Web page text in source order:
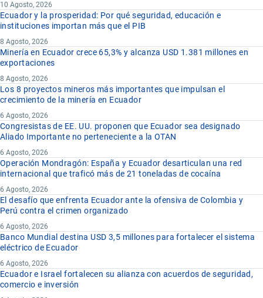
10 Agosto, 2026
Ecuador y la prosperidad: Por qué seguridad, educación e
instituciones importan más que el PIB
8 Agosto, 2026
Minería en Ecuador crece 65,3% y alcanza USD 1.381 millones en
exportaciones
8 Agosto, 2026
Los 8 proyectos mineros más importantes que impulsan el
crecimiento de la minería en Ecuador
6 Agosto, 2026
Congresistas de EE. UU. proponen que Ecuador sea designado
Aliado Importante no perteneciente a la OTAN
6 Agosto, 2026
Operación Mondragón: España y Ecuador desarticulan una red
internacional que traficó más de 21 toneladas de cocaína
6 Agosto, 2026
El desafío que enfrenta Ecuador ante la ofensiva de Colombia y
Perú contra el crimen organizado
6 Agosto, 2026
Banco Mundial destina USD 3,5 millones para fortalecer el sistema
eléctrico de Ecuador
6 Agosto, 2026
Ecuador e Israel fortalecen su alianza con acuerdos de seguridad,
comercio e inversión